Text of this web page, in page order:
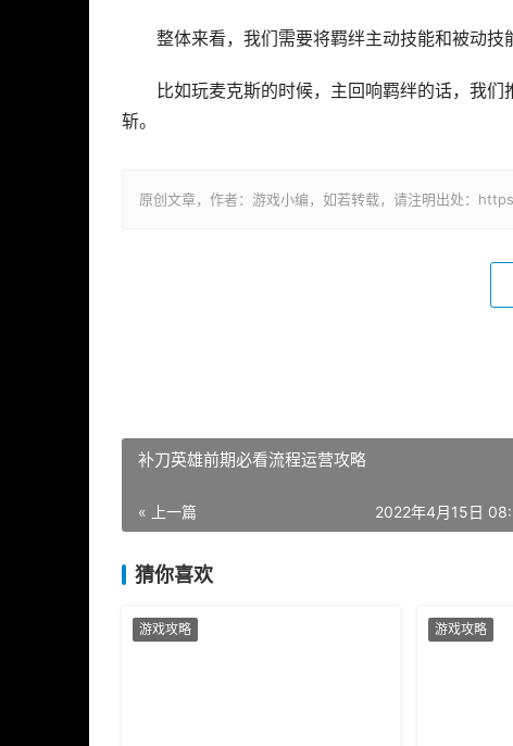
整体来看，我们需要将羁绊主动技能和被动技
比如玩麦克斯的时候，主回响羁绊的话，我
斩。
原创文章，作者：游戏小编，如若转载，请注明出处：
补刀英雄前期必看流程运营攻略
« 上一篇 2022年4月15日
猜你喜欢
游戏攻略 游戏攻略